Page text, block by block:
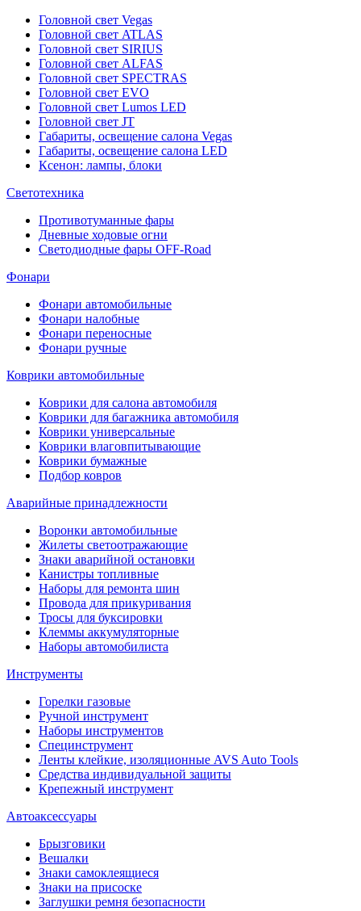
Головной свет Vegas
Головной свет ATLAS
Головной свет SIRIUS
Головной свет ALFAS
Головной свет SPECTRAS
Головной свет EVO
Головной свет Lumos LED
Головной свет JT
Габариты, освещение салона Vegas
Габариты, освещение салона LED
Ксенон: лампы, блоки
Светотехника
Противотуманные фары
Дневные ходовые огни
Светодиодные фары OFF-Road
Фонари
Фонари автомобильные
Фонари налобные
Фонари переносные
Фонари ручные
Коврики автомобильные
Коврики для салона автомобиля
Коврики для багажника автомобиля
Коврики универсальные
Коврики влаговпитывающие
Коврики бумажные
Подбор ковров
Аварийные принадлежности
Воронки автомобильные
Жилеты светоотражающие
Знаки аварийной остановки
Канистры топливные
Наборы для ремонта шин
Провода для прикуривания
Тросы для буксировки
Клеммы аккумуляторные
Наборы автомобилиста
Инструменты
Горелки газовые
Ручной инструмент
Наборы инструментов
Специнструмент
Ленты клейкие, изоляционные AVS Auto Tools
Средства индивидуальной защиты
Крепежный инструмент
Автоаксессуары
Брызговики
Вешалки
Знаки самоклеящиеся
Знаки на присоске
Заглушки ремня безопасности